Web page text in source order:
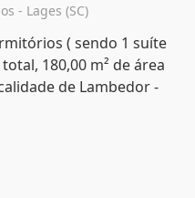
- Lages (SC)
( sendo 1 suíte
180,00 m² de área
de Lambedor -